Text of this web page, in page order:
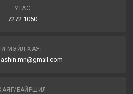
УТАС
7272 1050
И-МЭЙЛ ХАЯГ
БАЙРШИЛ